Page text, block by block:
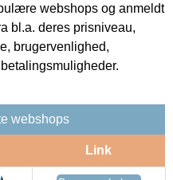
webshops og anmeldt
bl.a. deres prisniveau,
brugervenlighed,
webshops
Link